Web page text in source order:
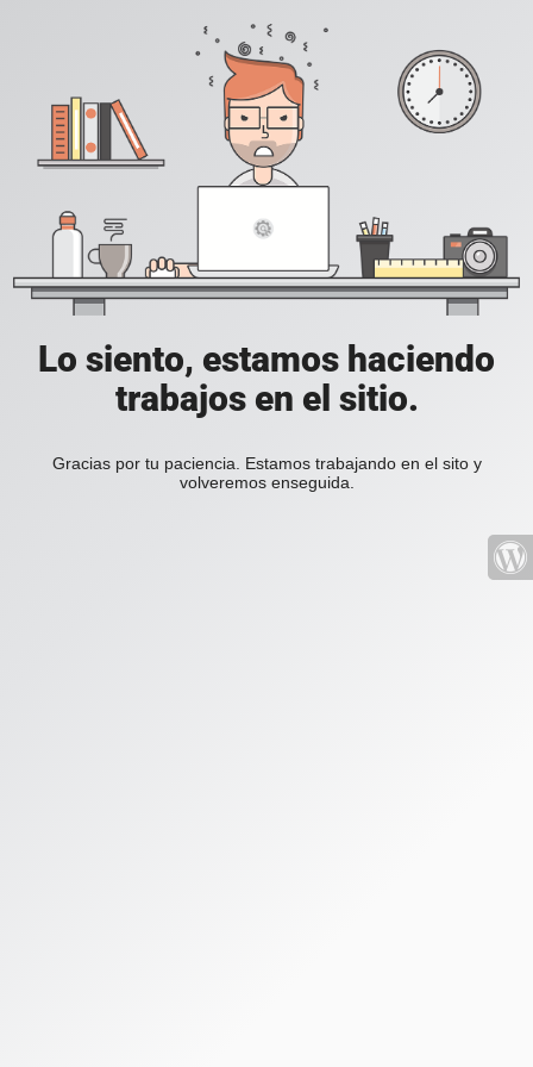
Lo siento, estamos haciendo
trabajos en el sitio.
Gracias por tu paciencia. Estamos trabajando en el sito y
volveremos enseguida.